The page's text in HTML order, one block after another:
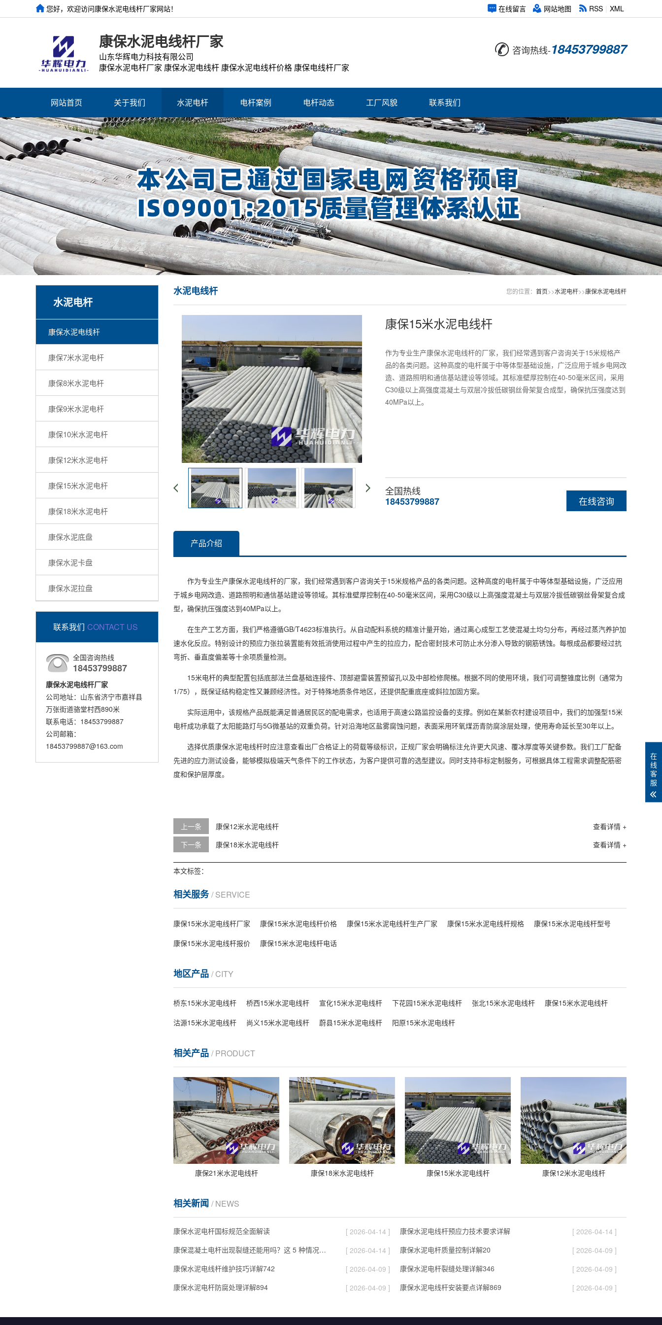
在线留言 网站地图 RSS XML
您好，欢迎访问康保水泥电线杆厂家网站！
康保水泥电线杆厂家
山东华辉电力科技有限公司
康保水泥电杆厂家 康保水泥电线杆 康保水泥电线杆价格 康保电线杆厂家
咨询热线-18453799887
网站首页 关于我们 水泥电杆 电杆案例 电杆动态 工厂风貌 联系我们
水泥电杆
康保水泥电线杆
康保7米水泥电杆
康保8米水泥电杆
康保9米水泥电杆
康保10米水泥电杆
康保12米水泥电杆
康保15米水泥电杆
康保18米水泥电杆
康保水泥底盘
康保水泥卡盘
康保水泥拉盘
联系我们 CONTACT US
全国咨询热线
18453799887
康保水泥电线杆厂家
公司地址：山东省济宁市嘉祥县
万张街道骆堂村西890米
联系电话：18453799887
公司邮箱：
18453799887@163.com
您的位置： 首页>>水泥电杆>>康保水泥电线杆
水泥电线杆
康保15米水泥电线杆
作为专业生产康保水泥电线杆的厂家，我们经常遇到客户咨询关于15米规格产
品的各类问题。这种高度的电杆属于中等体型基础设施，广泛应用于城乡电网改
造、道路照明和通信基站建设等领域。其标准壁厚控制在40-50毫米区间，采用
C30级以上高强度混凝土与双层冷拔低碳钢丝骨架复合成型，确保抗压强度达到
40MPa以上。
在线咨询
全国热线
18453799887
产品介绍
作为专业生产康保水泥电线杆的厂家，我们经常遇到客户咨询关于15米规格产品的各类问题。这种高度的电杆属于中等体型基础设施，广泛应用
于城乡电网改造、道路照明和通信基站建设等领域。其标准壁厚控制在40-50毫米区间，采用C30级以上高强度混凝土与双层冷拔低碳钢丝骨架复合成
型，确保抗压强度达到40MPa以上。
在生产工艺方面，我们严格遵循GB/T4623标准执行。从自动配料系统的精准计量开始，通过离心成型工艺使混凝土均匀分布，再经过蒸汽养护加
速水化反应。特别设计的预应力张拉装置能有效抵消使用过程中产生的拉应力，配合密封技术可防止水分渗入导致的钢筋锈蚀。每根成品都要经过抗
弯折、垂直度偏差等十余项质量检测。
15米电杆的典型配置包括底部法兰盘基础连接件、顶部避雷装置预留孔以及中部检修爬梯。根据不同的使用环境，我们可调整锥度比例（通常为
1/75），既保证结构稳定性又兼顾经济性。对于特殊地质条件地区，还提供配重底座或斜拉加固方案。
实际运用中，该规格产品既能满足普通居民区的配电需求，也适用于高速公路监控设备的支撑。例如在某新农村建设项目中，我们的加强型15米
电杆成功承载了太阳能路灯与5G微基站的双重负荷。针对沿海地区盐雾腐蚀问题，表面采用环氧煤沥青防腐涂层处理，使用寿命延长至30年以上。
选择优质康保水泥电线杆时应注意查看出厂合格证上的荷载等级标识，正规厂家会明确标注允许更大风速、覆冰厚度等关键参数。我们工厂配备
先进的应力测试设备，能够模拟极端天气条件下的工作状态，为客户提供可靠的选型建议。同时支持非标定制服务，可根据具体工程需求调整配筋密
度和保护层厚度。
上一条 查看详情 +
康保12米水泥电线杆
下一条
查看详情 +
康保18米水泥电线杆
本文标签：
相关服务/ SERVICE
康保15米水泥电线杆厂家 康保15米水泥电线杆价格 康保15米水泥电线杆生产厂家 康保15米水泥电线杆规格
康保15米水泥电线杆型号
康保15米水泥电线杆报价
康保15米水泥电线杆电话
地区产品 / CITY
桥东15米水泥电线杆 桥西15米水泥电线杆 宣化15米水泥电线杆 下花园15米水泥电线杆 张北15米水泥电线杆
康保15米水泥电线杆
沽源15米水泥电线杆
尚义15米水泥电线杆 蔚县15米水泥电线杆 阳原15米水泥电线杆
相关产品 / PRODUCT
康保21米水泥电线杆 康保18米水泥电线杆 康保15米水泥电线杆 康保12米水泥电线杆
相关新闻 / NEWS
康保水泥电杆国标规范全面解读 [ 2026-04-14 ] 康保水泥电线杆预应力技术要求详解
[ 2026-04-14 ]
康保混凝土电杆出现裂缝还能用吗？这 5 种情况要报废
[ 2026-04-14 ] 康保水泥电杆质量控制详解20
[ 2026-04-09 ]
康保水泥电线杆维护技巧详解742
[ 2026-04-09 ] 康保水泥电杆裂缝处理详解346
[ 2026-04-09 ]
康保水泥电杆防腐处理详解894
[ 2026-04-09 ] 康保水泥电线杆安装要点详解869 [ 2026-04-09 ]
在
线
客
服